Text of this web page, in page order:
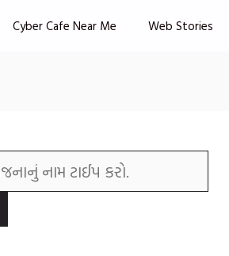
Cyber Cafe Near Me Web Stories